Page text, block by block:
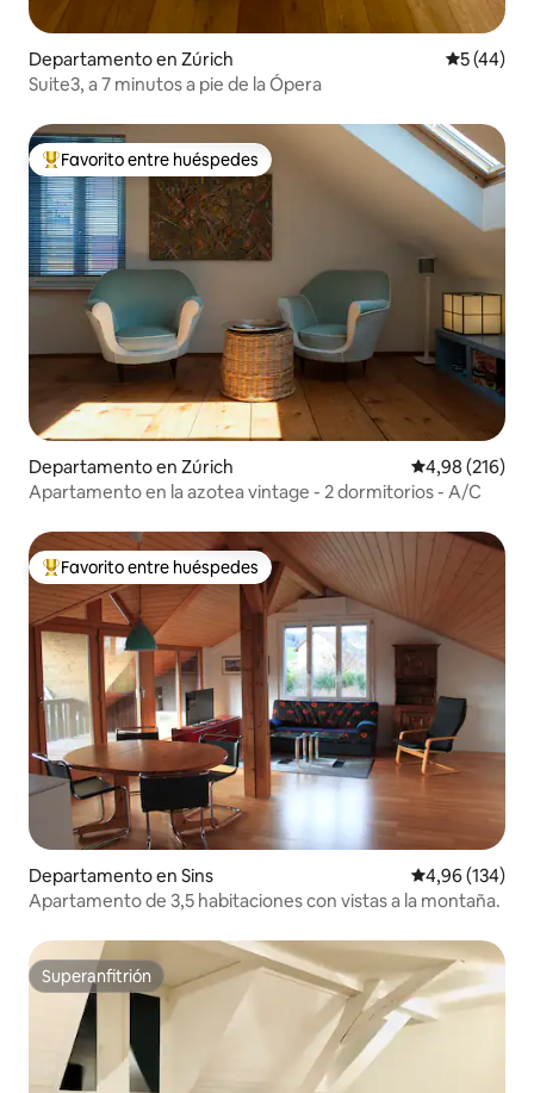
Departamento en Zúrich
5 (44)
Suite3, a 7 minutos a pie de la Ópera
Favorito entre los huéspedes más destacados
Favorito entre huéspedes
Departamento en Zúrich Calificación
4,98 (216)
Apartamento en la azotea vintage - 2 dormitorios - A/C
Favorito entre los huéspedes más destacados
Favorito entre huéspedes
Departamento en Sins Calificación
4,96 (134)
Apartamento de 3,5 habitaciones con vistas a la montaña.
Superanfitrión
Superanfitrión